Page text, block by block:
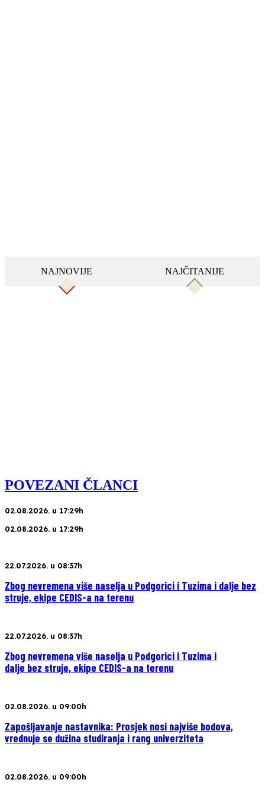
NAJNOVIJE NAJČITANIJE
POVEZANI ČLANCI
02.08.2026. u 17:29h
02.08.2026. u 17:29h
22.07.2026. u 08:37h
Zbog nevremena više naselja u Podgorici i Tuzima i dalje bez
struje, ekipe CEDIS-a na terenu
22.07.2026. u 08:37h
Zbog nevremena više naselja u Podgorici i Tuzima i
dalje bez struje, ekipe CEDIS-a na terenu
02.08.2026. u 09:00h
Zapošljavanje nastavnika: Prosjek nosi najviše bodova,
vrednuje se dužina studiranja i rang univerziteta
02.08.2026. u 09:00h